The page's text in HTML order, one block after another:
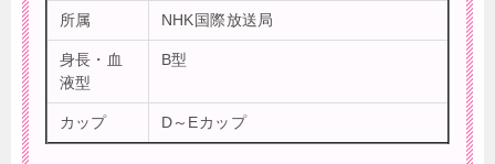
所属 NHK国際放送局
身長・血
液型
B型
カップ D～Eカップ